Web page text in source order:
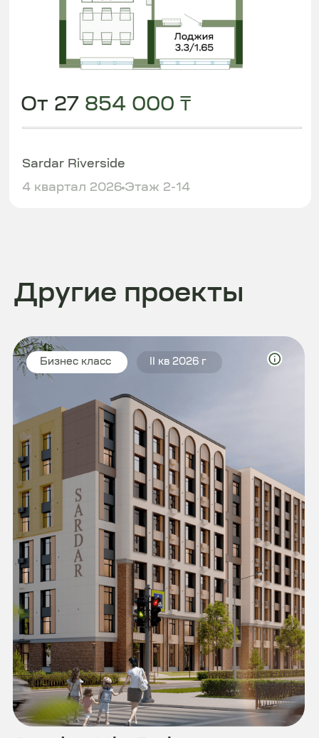
Sardar Riverside
Астана, Левый берег
II кв 2026 г
Комфорт